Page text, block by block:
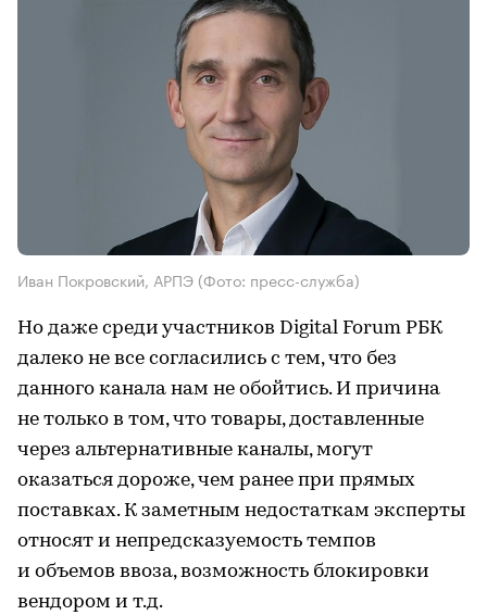
Иван Покровский, АРПЭ (Фото: пресс-служба)
Но даже среди участников Digital Forum РБК
далеко не все согласились с тем, что без
данного канала нам не обойтись. И причина
не только в том, что товары, доставленные
через альтернативные каналы, могут
оказаться дороже, чем ранее при прямых
поставках. К заметным недостаткам эксперты
относят и непредсказуемость темпов
и объемов ввоза, возможность блокировки
вендором и т.д.